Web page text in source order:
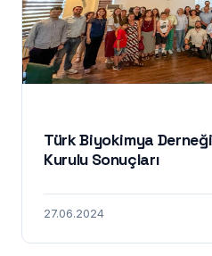
Türk Biyokimya
Kurulu Sonuçları
27.06.2024